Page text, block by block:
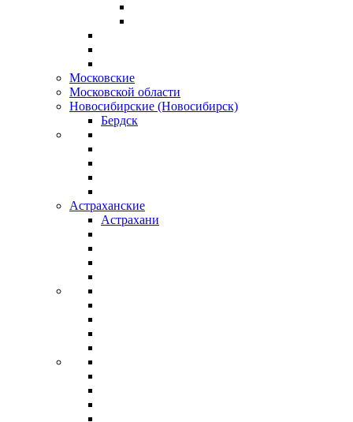
Московские
Московской области
Новосибирские (Новосибирск)
Бердск
Астраханские
Астрахани